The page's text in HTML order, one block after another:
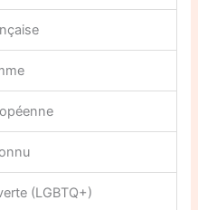
(LGBTQ+)